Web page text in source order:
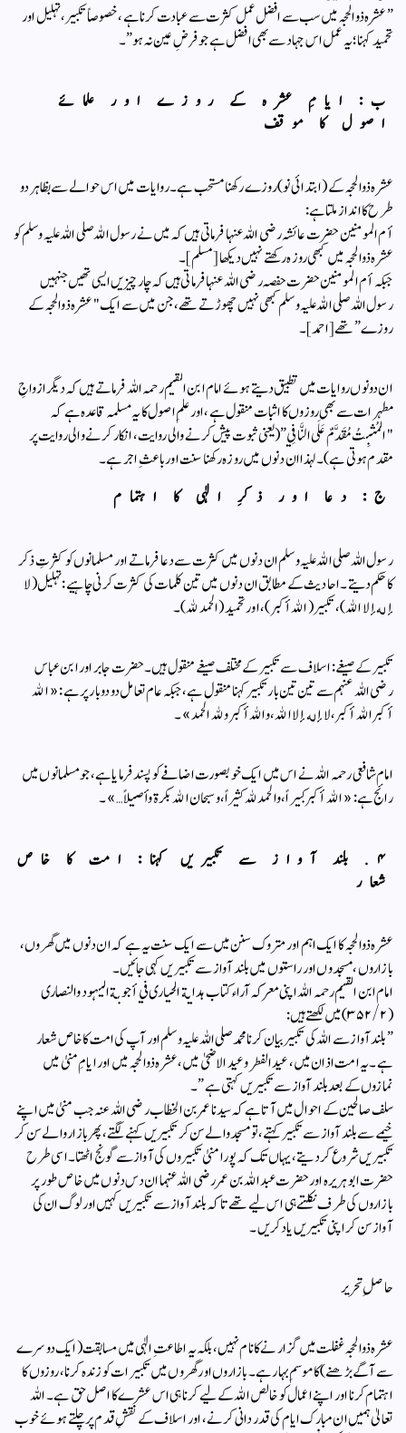
​”عشرہ ذوالحجہ میں سب سے افضل عمل کثرت سے عبادت کرنا ہے، خصوصاً تکبیر، تہلیل اور
تحمید کہنا؛ یہ عمل اس جہاد سے بھی افضل ہے جو فرضِ عین نہ ہو”۔
​ب: ایامِ عشرہ کے روزے اور علمائے
اصول کا موقف
​عشرہ ذوالحجہ کے (ابتدائی نو) روزے رکھنا مستحب ہے۔ روایات میں اس حوالے سے بظاہر دو
طرح کا انداز ملتا ہے:
​أم المومنین حضرت عائشہ رضی اللہ عنہا فرماتی ہیں کہ میں نے رسول اللہ صلی اللہ علیہ وسلم کو
عشرہ ذوالحجہ میں کبھی روزہ رکھتے نہیں دیکھا [مسلم]۔
​جبکہ أم المومنین حضرت حفصہ رضی اللہ عنہا فرماتی ہیں کہ چار چیزیں ایسی تھیں جنہیں
رسول اللہ صلی اللہ علیہ وسلم کبھی نہیں چھوڑتے تھے، جن میں سے ایک "عشرہ ذوالحجہ کے
روزے” تھے [احمد]۔
​ان دونوں روایات میں تطبیق دیتے ہوئے امام ابن القيم رحمہ اللہ فرماتے ہیں کہ دیگر ازواجِ
مطہرات سے بھی روزوں کا اثبات منقول ہے، اور علمِ اصول کا یہ مسلمہ قاعدہ ہے کہ
"المُثبِتُ مُقَدَّمٌ عَلَى النَّافِي” (یعنی ثبوت پیش کرنے والی روایت، انکار کرنے والی روایت پر
مقدم ہوتی ہے)۔ لہذا ان دنوں میں روزہ رکھنا سنت اور باعثِ اجر ہے۔
​ج: دعا اور ذکرِ الٰہی کا اہتمام
​رسول اللہ صلی اللہ علیہ وسلم ان دنوں میں کثرت سے دعا فرماتے اور مسلمانوں کو کثرتِ ذکر
کا حکم دیتے۔ احادیث کے مطابق ان دنوں میں تین کلمات کی کثرت کرنی چاہیے: تہلیل (لا
إله إلا الله)، تکبیر (الله أكبر)، اور تحمید (الحمد لله)۔
​تکبیر کے صیغے: اسلاف سے تکبیر کے مختلف صیغے منقول ہیں۔ حضرت جابر اور ابن عباس
رضی اللہ عنہم سے تین تین بار تکبیر کہنا منقول ہے، جبکہ عام تعامل دو دو بار پر ہے: «الله
أكبر الله أكبر، لا إله إلا الله، والله أكبر ولله الحمد»۔
​امام شافعی رحمہ اللہ نے اس میں ایک خوبصورت اضافے کو پسند فرمایا ہے، جو مسلمانوں میں
رائج ہے: «الله أكبر كبيراً، والحمد لله كثيراً، وسبحان الله بكرة وأصيلاً…»۔
​۴. بلند آواز سے تکبیریں کہنا: امت کا خاص
شعار
​عشرہ ذوالحجہ کا ایک اہم اور متروک سنن میں سے ایک سنت یہ ہے کہ ان دنوں میں گھروں،
بازاروں، مسجدوں اور راستوں میں بلند آواز سے تکبیریں کہی جائیں۔
​امام ابن القيم رحمہ اللہ اپنی معرکہ آراء کتاب ہداية الحيارى في أجوبة اليہود والنصارى
(۲/ ۳۵۲) میں لکھتے ہیں:
​”بلند آواز سے اللہ کی تکبیر بیان کرنا محمد صلی اللہ علیہ وسلم اور آپ کی امت کا خاص شعار
ہے۔ یہ امت اذان میں، عید الفطر و عید الاضحیٰ میں، عشرہ ذوالحجہ میں اور ایامِ منیٰ میں
نمازوں کے بعد بلند آواز سے تکبیریں کہتی ہے”۔
​سلف صالحین کے احوال میں آتا ہے کہ سیدنا عمر بن الخطاب رضی اللہ عنہ جب منیٰ میں اپنے
خیمے سے بلند آواز سے تکبیر کہتے، تو مسجد والے سن کر تکبیریں کہنے لگتے، پھر بازار والے سن کر
تکبیریں شروع کر دیتے، یہاں تک کہ پورا منیٰ تکبیروں کی آواز سے گونج اٹھتا۔ اسی طرح
حضرت ابو ہریرہ اور حضرت عبد اللہ بن عمر رضی اللہ عنہما ان دس دنوں میں خاص طور پر
بازاروں کی طرف نکلتے ہی اس لیے تھے تاکہ بلند آواز سے تکبیریں کہیں اور لوگ ان کی
آواز سن کر اپنی تکبیریں یاد کریں۔
​حاصلِ تحریر
​عشرہ ذوالحجہ غفلت میں گزارنے کا نام نہیں، بلکہ یہ اطاعتِ الٰہی میں مسابقت (ایک دوسرے
سے آگے بڑھنے) کا موسمِ بہار ہے۔ بازاروں اور گھروں میں تکبیرات کو زندہ کرنا، روزوں کا
اہتمام کرنا اور اپنے اعمال کو خالص اللہ کے لیے کرنا ہی اس عشرے کا اصل حق ہے۔ اللہ
تعالیٰ ہمیں ان مبارک ایام کی قدر دانی کرنے، اور اسلاف کے نقشِ قدم پر چلتے ہوئے خوب